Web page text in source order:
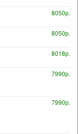
8050р.
8050р.
8018р.
7990р.
7990р.